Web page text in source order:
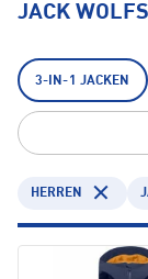
JACK
3-IN-1 JACKEN
HERREN